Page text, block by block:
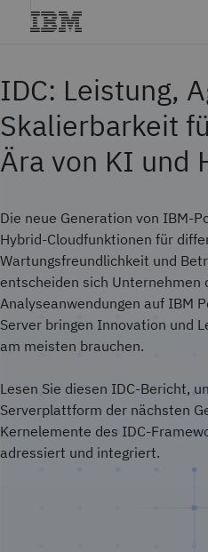
IDC: Leistung,
Skalierbarkeit
Ära von KI und
Die neue Generation von IBM-
Hybrid-Cloudfunktionen für
Wartungsfreundlichkeit und
entscheiden sich Unternehmen
Analyseanwendungen auf IBM
Server bringen Innovation und
am meisten brauchen.
Lesen Sie diesen IDC-Bericht,
Serverplattform der nächsten
Kernelemente des IDC-
adressiert und integriert.